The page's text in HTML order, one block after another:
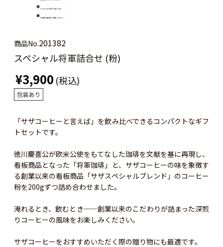
商品No.201382
スペシャル将軍詰合せ (粉)
¥3,900 (税込)
「サザコーヒーと言えば」を飲み比べできるコンパクトなギフ
トセットです。
徳川慶喜公が欧米公使をもてなした珈琲を文献を基に再現し、
看板商品となった「将軍珈琲」と、サザコーヒーの味を象徴す
る創業以来の看板商品「サザスペシャルブレンド」のコーヒー
粉を200gずつ詰め合わせました。
淹れるとき、飲むとき──創業以来のこだわりが詰まった深煎
りコーヒーの風味をお楽しみください。
サザコーヒーをおすすめいただく際の贈り物にも最適です。